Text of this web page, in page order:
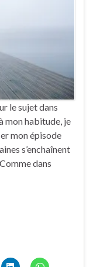
le sujet dans
mon habitude, je
mon épisode
s’enchaînent
dans